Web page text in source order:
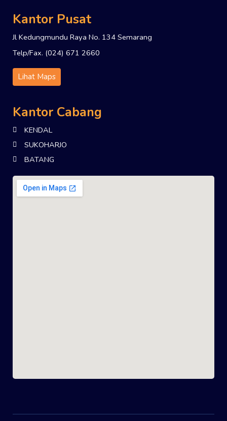
Kantor Pusat
Jl Kedungmundu Raya No. 134 Semarang
Telp/Fax. (024) 671 2660
Lihat Maps
Kantor Cabang
KENDAL
SUKOHARJO
BATANG